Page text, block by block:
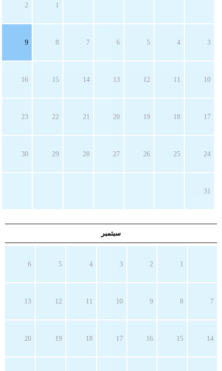
1
2
3
4
5
6
7
8
9
10
11
12
13
14
15
16
17
18
19
20
21
22
23
24
25
26
27
28
29
30
31
سبتمبر
1
2
3
4
5
6
7
8
9
10
11
12
13
14
15
16
17
18
19
20